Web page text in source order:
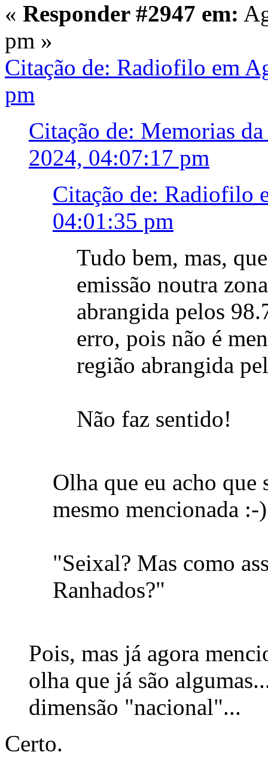
« Responder #2947 em:
pm »
Citação de: Radiofilo em
pm
Citação de: Memorias
2024, 04:07:17 pm
Citação de: Radiofilo
04:01:35 pm
Tudo bem, mas,
emissão noutra
abrangida pelos
erro, pois não é
região abrangida
Não faz sentido!
Olha que eu acho que
mesmo mencionada :-)
"Seixal? Mas como
Ranhados?"
Pois, mas já agora
olha que já são
dimensão "nacional"...
Certo.